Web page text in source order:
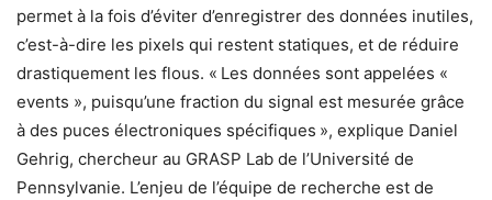
permet à la fois d’éviter d’enregistrer des données inutiles,
c’est-à-dire les pixels qui restent statiques, et de réduire
drastiquement les flous. « Les données sont appelées «
events », puisqu’une fraction du signal est mesurée grâce
à des puces électroniques spécifiques », explique Daniel
Gehrig, chercheur au GRASP Lab de l’Université de
Pennsylvanie. L’enjeu de l’équipe de recherche est de